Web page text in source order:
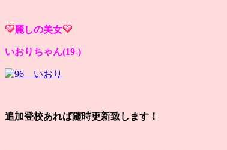
麗しの美女
いおりちゃん(19-)
追加登校あれば随時更新致します！